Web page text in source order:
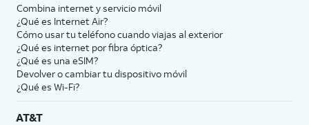
Combina internet y servicio móvil
¿Qué es Internet Air?
Cómo usar tu teléfono cuando viajas al exterior
¿Qué es internet por fibra óptica?
¿Qué es una eSIM?
Devolver o cambiar tu dispositivo móvil
¿Qué es Wi-Fi?
AT&T